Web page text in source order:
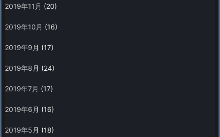
2019年11月 (20)
2019年10月 (16)
2019年9月 (17)
2019年8月 (24)
2019年7月 (17)
2019年6月 (16)
2019年5月 (18)